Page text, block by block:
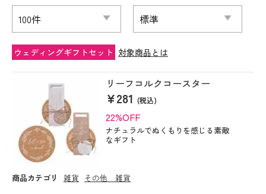
ウェディングギフトセット 対象商品とは
リーフコルクコースター
¥281(税込)
22%OFF
ナチュラルでぬくもりを感じる素敵
なギフト
商品カテゴリ 雑貨 その他 雑貨